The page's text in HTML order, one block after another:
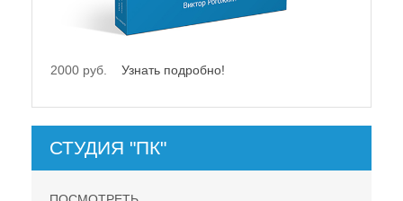
2000 руб. Узнать подробно!
СТУДИЯ "ПК"